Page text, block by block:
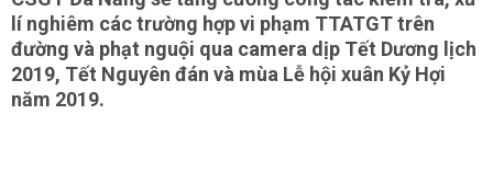
lí nghiêm các trường hợp vi phạm TTATGT trên
đường và phạt nguội qua camera dịp Tết Dương lịch
2019, Tết Nguyên đán và mùa Lễ hội xuân Kỷ Hợi
năm 2019.